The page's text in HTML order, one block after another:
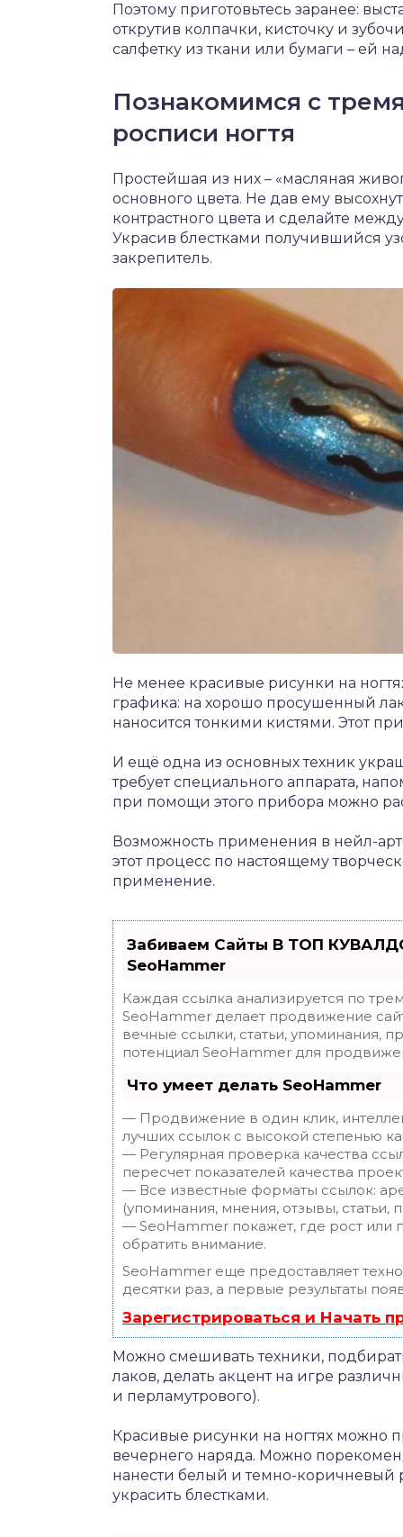
Поэтому приготовьтесь заранее:
открутив колпачки, кисточку и
салфетку из ткани или бумаги – ей
Познакомимся с
росписи ногтя
Простейшая из них – «масляная
основного цвета. Не дав ему
контрастного цвета и сделайте
Украсив блестками получившийся
закрепитель.
Не менее красивые рисунки на
графика: на хорошо просушенный
наносится тонкими кистями. Этот
И ещё одна из основных техник
требует специального аппарата,
при помощи этого прибора можно
Возможность применения в нейл-
этот процесс по настоящему
применение.
Забиваем Сайты В ТОП
SeoHammer
Каждая ссылка анализируется по
SeoHammer делает продвижение
вечные ссылки, статьи, упоминания,
потенциал SeoHammer для
Что умеет делать SeoHammer
— Продвижение в один клик,
лучших ссылок с высокой степенью
— Регулярная проверка качества
пересчет показателей качества
— Все известные форматы ссылок:
(упоминания, мнения, отзывы, статьи,
— SeoHammer покажет, где рост или
обратить внимание.
SeoHammer еще предоставляет
десятки раз, а первые результаты
Зарегистрироваться и Начать
Можно смешивать техники,
лаков, делать акцент на игре
и перламутрового).
Красивые рисунки на ногтях можно
вечернего наряда. Можно
нанести белый и темно-коричневый
украсить блестками.